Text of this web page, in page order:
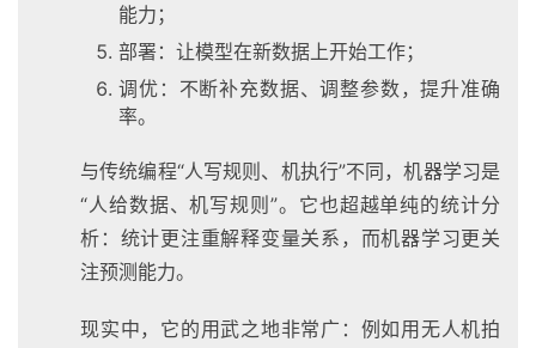
能力；
部署：让模型在新数据上开始工作；
调优：不断补充数据、调整参数，提升准确
率。
与传统编程“人写规则、机执行”不同，机器学习是
“人给数据、机写规则”。它也超越单纯的统计分
析：统计更注重解释变量关系，而机器学习更关
注预测能力。
现实中，它的用武之地非常广：例如用无人机拍